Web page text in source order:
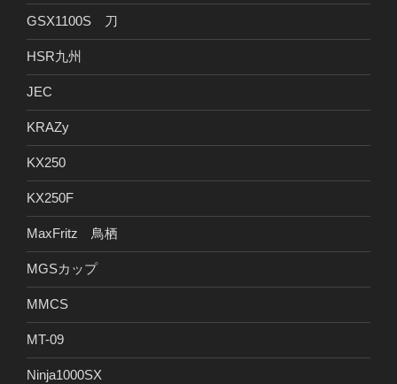
GSX1100S 刀
HSR九州
JEC
KRAZy
KX250
KX250F
MaxFritz 鳥栖
MGSカップ
MMCS
MT-09
Ninja1000SX